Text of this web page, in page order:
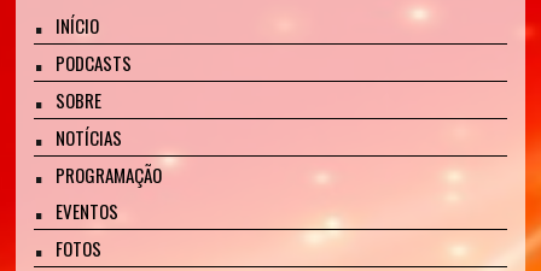
INÍCIO
PODCASTS
SOBRE
NOTÍCIAS
PROGRAMAÇÃO
EVENTOS
FOTOS